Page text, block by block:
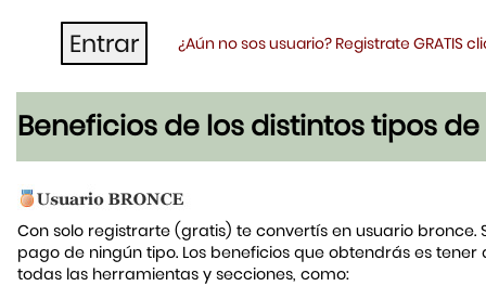
¿Aún no sos usuario? Registrate GRATIS
Beneficios de los distintos tipos de
Con solo registrarte (gratis) te convertís en usuario bronce.
pago de ningún tipo. Los beneficios que obtendrás es tener
todas las herramientas y secciones, como: